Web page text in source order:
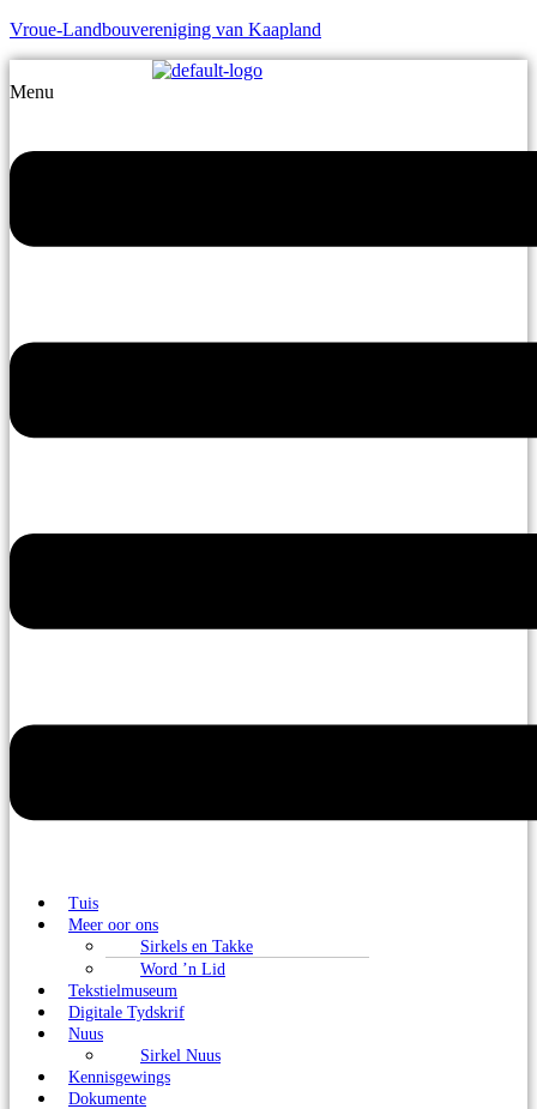
Vroue-Landbouvereniging van Kaapland
Menu
Tuis
Meer oor ons
Sirkels en Takke
Word ’n Lid
Tekstielmuseum
Digitale Tydskrif
Nuus
Sirkel Nuus
Kennisgewings
Dokumente